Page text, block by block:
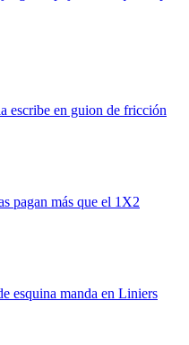
escribe en guion de fricción
pagan más que el 1X2
esquina manda en Liniers